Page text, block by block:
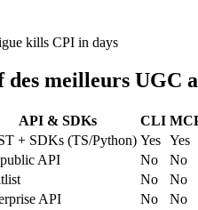
kills CPI in days
meilleurs UGC
API & SDKs CLI
+ SDKs (TS/Python) Yes Yes
API No No
No No
API No No